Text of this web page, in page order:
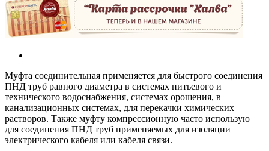
Муфта соединительная применяется для быстрого соединения
ПНД труб равного диаметра в системах питьевого и
технического водоснабжения, системах орошения, в
канализационных системах, для перекачки химических
растворов. Также муфту компрессионную часто использую
для соединения ПНД труб применяемых для изоляции
электрического кабеля или кабеля связи.